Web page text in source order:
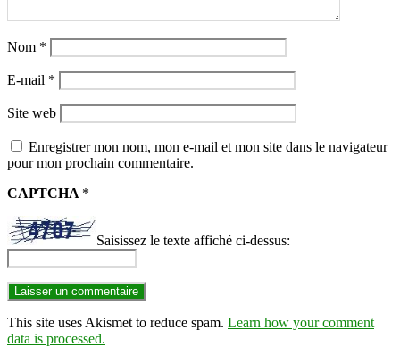
Nom *
E-mail *
Site web
Enregistrer mon nom, mon e-mail et mon site dans le navigateur
pour mon prochain commentaire.
CAPTCHA *
Saisissez le texte affiché ci-dessus:
This site uses Akismet to reduce spam. Learn how your comment
data is processed.